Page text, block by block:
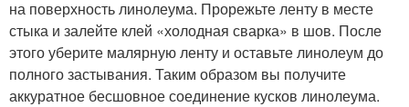
на поверхность линолеума. Прорежьте ленту в месте
стыка и залейте клей «холодная сварка» в шов. После
этого уберите малярную ленту и оставьте линолеум до
полного застывания. Таким образом вы получите
аккуратное бесшовное соединение кусков линолеума.